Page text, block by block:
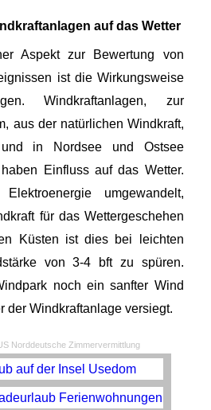
auf das Wetter
Aspekt zur Bewertung von
ist die Wirkungsweise
Windkraftanlagen, zur
aus der natürlichen Windkraft,
in Nordsee und Ostsee
Einfluss auf das Wetter.
umgewandelt,
für das Wettergeschehen
Küsten ist dies bei leichten
von 3-4 bft zu spüren.
noch ein sanfter Wind
der Windkraftanlage versiegt.
Norddeutsche Zimmervermittlung
auf der Insel Usedom
Ferienwohnungen